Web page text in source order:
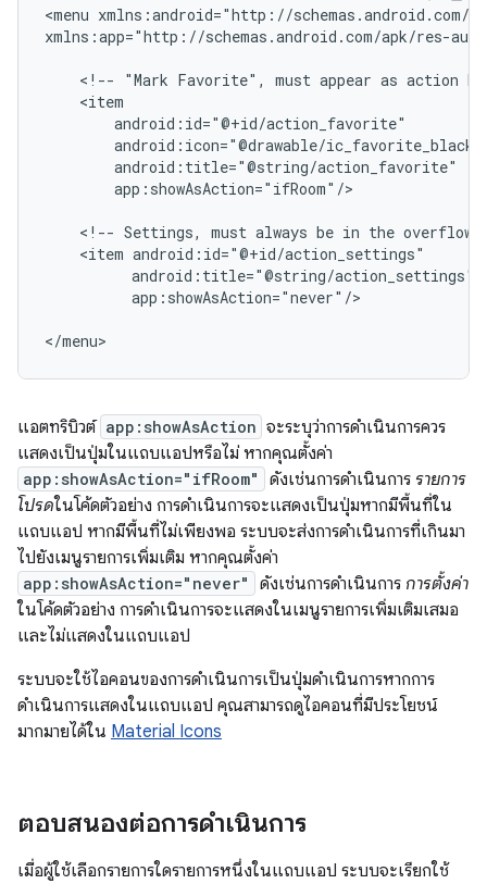
<menu xmlns:android="http://schemas.android.com/
xmlns:app="http://schemas.android.com/apk/res-
<!-- "Mark Favorite", must appear as action
app:showAsAction="ifRoom"/>
<!-- Settings, must always be in the overflow.
<item
app:showAsAction="never"/>
</menu>
แอตทริบิวต์ app:showAsAction จะระบุว่าการดำเนินการควร
แสดงเป็นปุ่มในแถบแอปหรือไม่ หากคุณตั้งค่า
app:showAsAction="ifRoom" ดังเช่นการดำเนินการ รายการ
โปรดในโค้ดตัวอย่าง การดำเนินการจะแสดงเป็นปุ่มหากมีพื้นที่ใน
แถบแอป หากมีพื้นที่ไม่เพียงพอ ระบบจะส่งการดำเนินการที่เกินมา
ไปยังเมนูรายการเพิ่มเติม หากคุณตั้งค่า
app:showAsAction="never" ดังเช่นการดำเนินการ การตั้งค่า
ในโค้ดตัวอย่าง การดำเนินการจะแสดงในเมนูรายการเพิ่มเติมเสมอ
และไม่แสดงในแถบแอป
ระบบจะใช้ไอคอนของการดำเนินการเป็นปุ่มดำเนินการหากการ
ดำเนินการแสดงในแถบแอป คุณสามารถดูไอคอนที่มีประโยชน์
มากมายได้ใน Material Icons
ตอบสนองต่อการดำเนินการ
เมื่อผู้ใช้เลือกรายการใดรายการหนึ่งในแถบแอป ระบบจะเรียกใช้